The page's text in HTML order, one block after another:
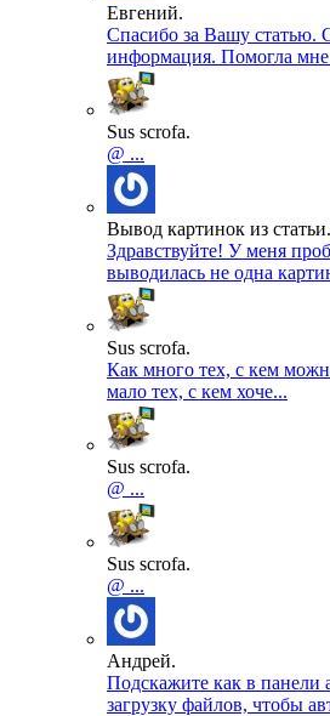
Евгений.
Спасибо за Вашу статью.
информация. Помогла мне
Sus scrofa.
@ ...
Вывод картинок из статьи.
Здравствуйте! У меня
выводилась не одна
Sus scrofa.
Как много тех, с кем
мало тех, с кем хоче...
Sus scrofa.
@ ...
Sus scrofa.
@ ...
Андрей.
Подскажите как в панели
загрузку файлов, чтобы